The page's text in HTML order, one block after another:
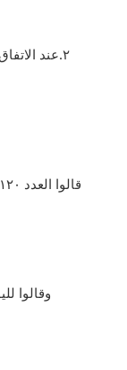
٢.عند
قالوا العدد ١٢٠ وقلنا لهم امثر من ذلك وانا حسبته ٣٧٤
وقالوا